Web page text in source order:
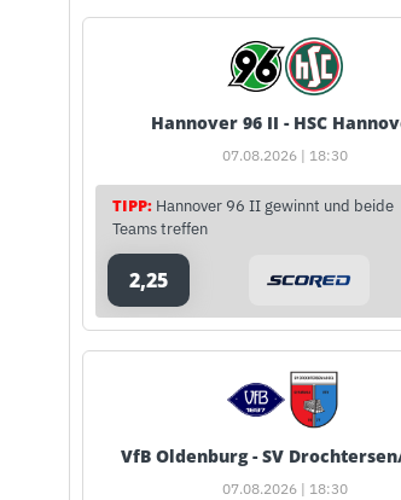
Hannover 96 II - HSC
07.08.2026 | 18:30
TIPP: Hannover 96 II gewinnt und beide
Teams treffen
2,25
VfB Oldenburg - SV
07.08.2026 | 18:30